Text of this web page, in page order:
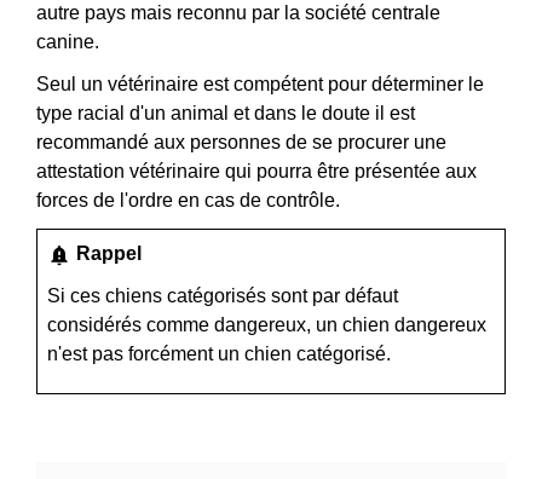
autre pays mais reconnu par la société centrale
canine.
Seul un vétérinaire est compétent pour déterminer le
type racial d'un animal et dans le doute il est
recommandé aux personnes de se procurer une
attestation vétérinaire qui pourra être présentée aux
forces de l'ordre en cas de contrôle.
notification_important Rappel
Si ces chiens catégorisés sont par défaut
considérés comme dangereux, un chien dangereux
n'est pas forcément un chien catégorisé.